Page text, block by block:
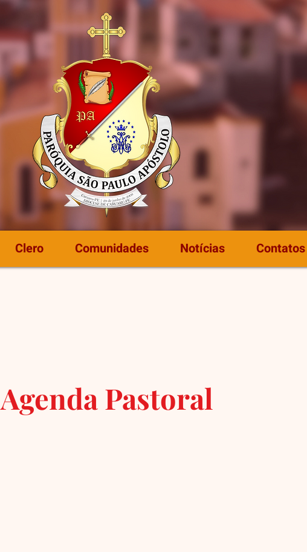
Clero Comunidades Notícias Contatos
Agenda Pastoral